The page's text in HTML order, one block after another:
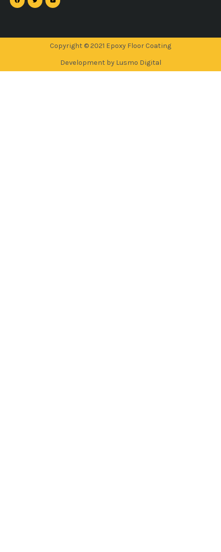
Copyright © 2021 Epoxy Floor Coating
Development by Lusmo Digital